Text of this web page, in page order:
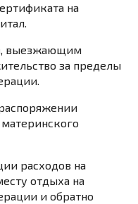
на
выезжающим
за пределы
расходов на
отдыха на
и обратно